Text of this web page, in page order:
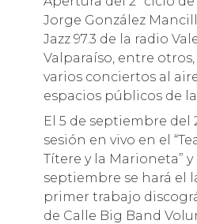
Jorge González
Jazz 97.3 de la radio
Valparaíso, entre otros,
varios conciertos al
espacios públicos de
El 5 de septiembre del
sesión en vivo en el
Títere y la Marioneta” y
septiembre se hará el
primer trabajo
de Calle Big Band